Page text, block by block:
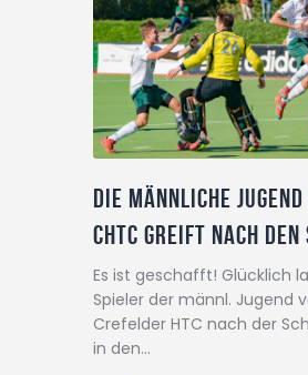
Die männliche Jugend
CHTC greift nach den
Es ist geschafft! Glücklich
Spieler der männl. Jugend
Crefelder HTC nach der
in den…